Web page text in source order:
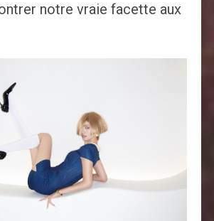
notre vraie facette aux